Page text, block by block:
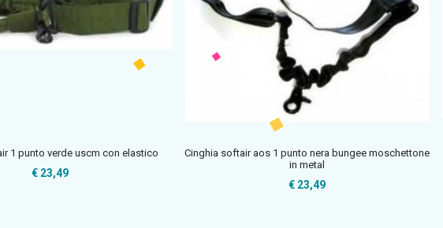
1 punto verde uscm con elastico
€ 23,49
Cinghia softair aos 1 punto nera bungee moschettone
in metal
€ 23,49